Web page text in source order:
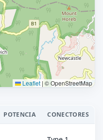
Leaflet |© OpenStreetMap
POTENCIA CONECTORES